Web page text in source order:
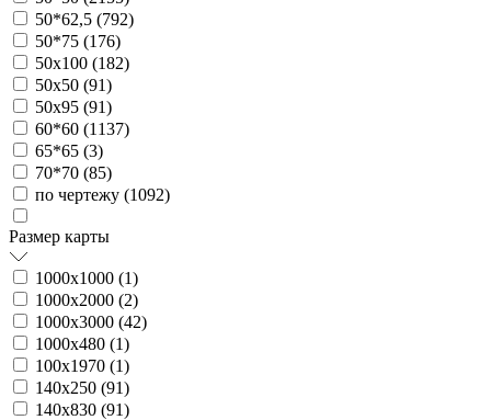
50*62,5 (792)
50*75 (176)
50х100 (182)
50х50 (91)
50х95 (91)
60*60 (1137)
65*65 (3)
70*70 (85)
по чертежу (1092)
Размер карты
1000х1000 (1)
1000х2000 (2)
1000х3000 (42)
1000х480 (1)
100х1970 (1)
140х250 (91)
140х830 (91)